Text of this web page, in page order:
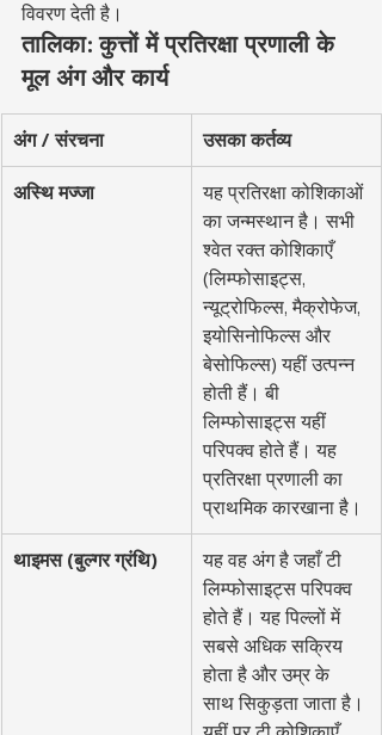
विवरण देती है।
तालिका: कुत्तों में प्रतिरक्षा प्रणाली के
मूल अंग और कार्य
अंग / संरचना उसका कर्तव्य
अस्थि मज्जा
यह प्रतिरक्षा कोशिकाओं
का जन्मस्थान है। सभी
श्वेत रक्त कोशिकाएँ
(लिम्फोसाइट्स,
न्यूट्रोफिल्स, मैक्रोफेज,
इयोसिनोफिल्स और
बेसोफिल्स) यहीं उत्पन्न
होती हैं। बी
लिम्फोसाइट्स यहीं
परिपक्व होते हैं। यह
प्रतिरक्षा प्रणाली का
प्राथमिक कारखाना है।
थाइमस (बुल्गर ग्रंथि)
यह वह अंग है जहाँ टी
लिम्फोसाइट्स परिपक्व
होते हैं। यह पिल्लों में
सबसे अधिक सक्रिय
होता है और उम्र के
साथ सिकुड़ता जाता है।